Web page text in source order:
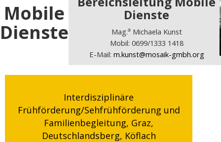
Mobile
Dienste
Dienste
Mag.a Michaela Kunst
Mobil: 0699/1333 1418
E-Mail: m.kunst@mosaik-gmbh.org
Interdisziplinäre
Frühförderung/Sehfrühförderung und
Familienbegleitung, Graz,
Deutschlandsberg, Köflach